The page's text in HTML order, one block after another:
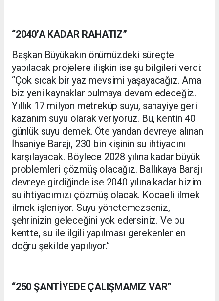
“2040’A KADAR RAHATIZ”
Başkan Büyükakın önümüzdeki süreçte
yapılacak projelere ilişkin ise şu bilgileri verdi:
“Çok sıcak bir yaz mevsimi yaşayacağız. Ama
biz yeni kaynaklar bulmaya devam edeceğiz.
Yıllık 17 milyon metreküp suyu, sanayiye geri
kazanım suyu olarak veriyoruz. Bu, kentin 40
günlük suyu demek. Öte yandan devreye alınan
İhsaniye Barajı, 230 bin kişinin su ihtiyacını
karşılayacak. Böylece 2028 yılına kadar büyük
problemleri çözmüş olacağız. Ballıkaya Barajı
devreye girdiğinde ise 2040 yılına kadar bizim
su ihtiyacımızı çözmüş olacak. Kocaeli ilmek
ilmek işleniyor. Suyu yönetemezseniz,
şehrinizin geleceğini yok edersiniz. Ve bu
kentte, su ile ilgili yapılması gerekenler en
doğru şekilde yapılıyor.”
“250 ŞANTİYEDE ÇALIŞMAMIZ VAR”